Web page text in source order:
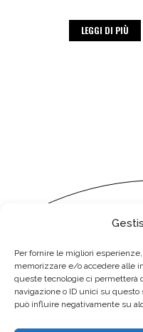
Per fornire le migliori
memorizzare e/o accedere alle
queste tecnologie ci permetterà
navigazione o ID unici su questo
può influire negativamente su
LEGGI DI PIÙ
I NOSTRI LAVORI